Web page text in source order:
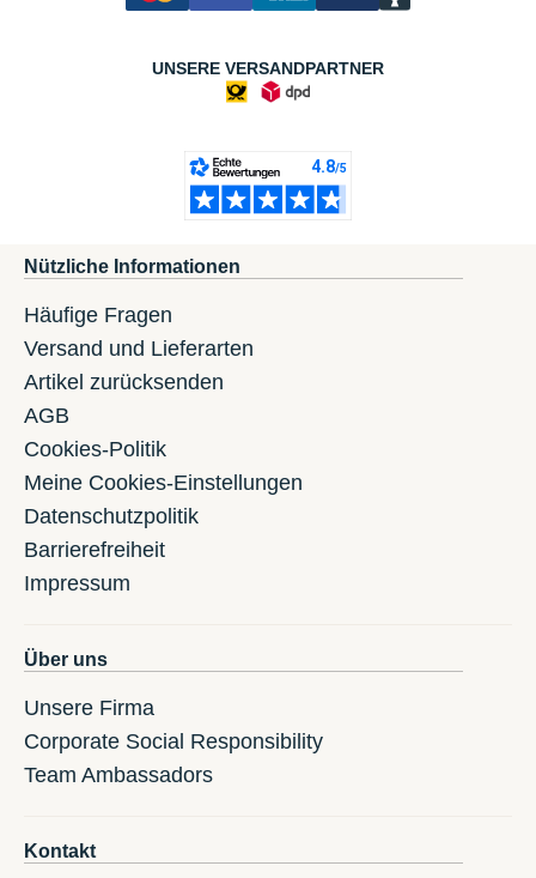
UNSERE VERSANDPARTNER
Nützliche Informationen
Häufige Fragen
Versand und Lieferarten
Artikel zurücksenden
AGB
Cookies-Politik
Meine Cookies-Einstellungen
Datenschutzpolitik
Barrierefreiheit
Impressum
Über uns
Unsere Firma
Corporate Social Responsibility
Team Ambassadors
Kontakt